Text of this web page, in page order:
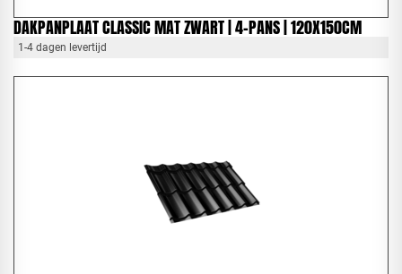
DAKPANPLAAT CLASSIC MAT ZWART | 4-PANS | 120X150CM
1-4 dagen levertijd